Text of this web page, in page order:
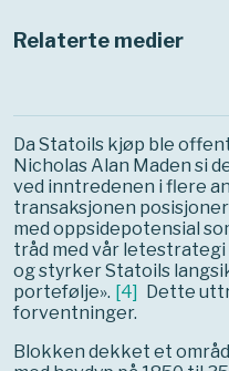
Relaterte medier
Da Statoils kjøp ble
Nicholas Alan Maden si
ved inntredenen i flere
transaksjonen
med oppsidepotensial
tråd med vår letestrategi
og styrker Statoils
portefølje». [4] Dette
forventninger.
Blokken dekket et